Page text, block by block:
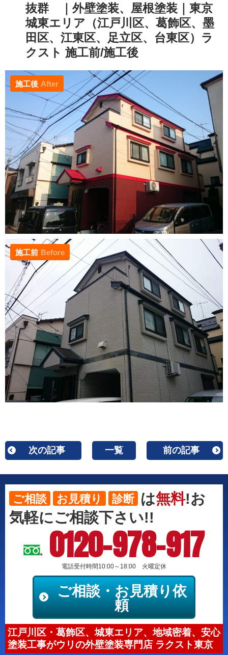
抜群 ｜外壁塗装、屋根塗装｜東京
城東エリア（江戸川区、葛飾区、墨
田区、江東区、足立区、台東区）ラ
クスト 施工前/施工後
施工後 After
施工前 Before
次の記事 一覧 前の記事
ご相談 お見積り 診断 は無料!お
気軽にご相談下さい!!
0120-978-917
電話受付時間10:00～18:00 火曜定休
ご相談・お見積り依
頼
江戸川区・葛飾区、城東エリア、地域密着、安心
塗装工事がウリの外壁塗装専門店 ラクスト東京